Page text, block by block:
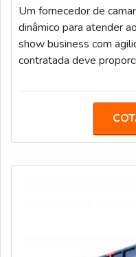
Um fornecedor de
dinâmico para atender
show business com
contratada deve
é a Truckvan, que
DISPONIBILIZADOS
Truckvan já produziu